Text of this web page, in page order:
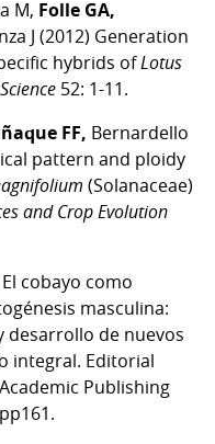
M, Folle GA,
J (2012) Generation
hybrids ofLotus
52: 1-11.
FF, Bernardello
pattern and ploidy
(Solanaceae)
and Crop Evolution
cobayo como
masculina:
desarrollo de nuevos
integral. Editorial
Publishing